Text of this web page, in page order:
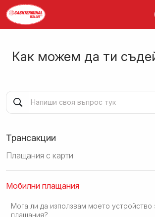
Как можем да ти
Трансакции
Плащания с карти
Мобилни плащания
Мога ли да използвам моето устройство
плащания?